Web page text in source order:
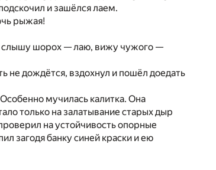
и зашёлся лаем.
рыжая!
слышу шорох — лаю, вижу чужого —
не дождётся, вздохнул и пошёл доедать
мучилась калитка. Она
только на залатывание старых дыр
на устойчивость опорные
загодя банку синей краски и ею